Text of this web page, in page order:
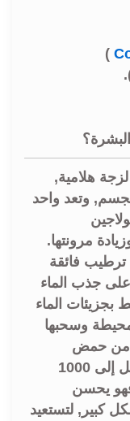
)
هلامية,
وتعد واحد
مرونتها.
فائقة
جذب الماء
الماء
وسحبها
من حمض
الهيالورونيك جذب الى ما يصل إلى 1000
يحسن
كبير, لتستعيد